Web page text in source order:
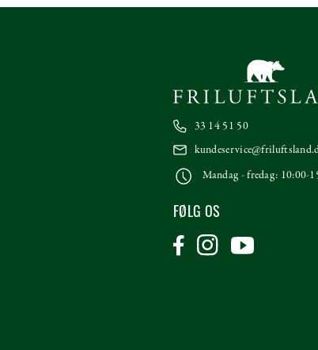
33 14 51 50
Mandag - fredag: 10:00-
FØLG OS